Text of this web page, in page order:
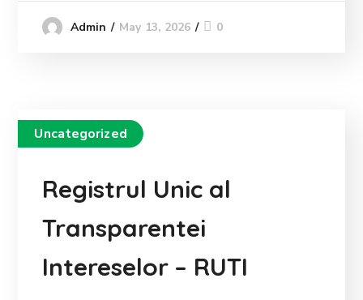
Admin May 13, 2026 0
Uncategorized
Registrul Unic al
Transparentei
Intereselor – RUTI